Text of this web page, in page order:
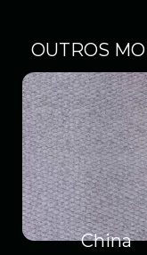
OUTROS
China